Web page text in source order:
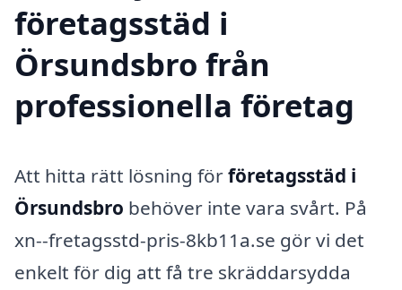
företagsstäd i
Örsundsbro från
professionella företag
Att hitta rätt lösning förföretagsstäd i
Örsundsbro behöver inte vara svårt. På
xn--fretagsstd-pris-8kb11a.se gör vi det
enkelt för dig att få tre skräddarsydda